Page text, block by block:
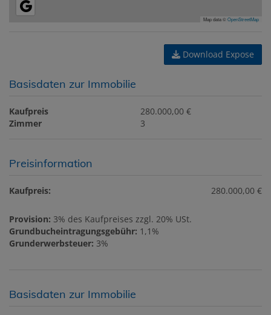
Map data ©OpenStreetMap
Download Expose
Basisdaten zur Immobilie
Kaufpreis
280.000,00 €
Zimmer
3
Preisinformation
Kaufpreis: 280.000,00 €
Provision: 3% des Kaufpreises zzgl. 20% USt.
Grundbucheintragungsgebühr: 1,1%
Grunderwerbsteuer: 3%
Basisdaten zur Immobilie